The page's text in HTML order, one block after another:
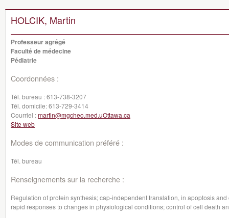
HOLCIK, Martin
Professeur agrégé
Faculté de médecine
Pédiatrie
Coordonnées :
Tél. bureau :613-738-3207
Tél. domicile:613-729-3414
Courriel :martin@mgcheo.med.uOttawa.ca
Site web
Modes de communication préféré :
Tél. bureau
Renseignements sur la recherche :
Regulation of protein synthesis; cap-independent translation, in apoptosis
rapid responses to changes in physiological conditions; control of cell death